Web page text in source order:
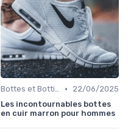
Bottes et Bottines •
22/06/2025
Les incontournables bottes
en cuir marron pour hommes